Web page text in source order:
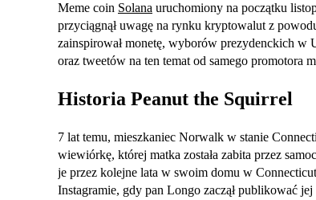
Meme coin Solana uruchomiony na początku
przyciągnął uwagę na rynku kryptowalut z
zainspirował monetę, wyborów prezydenckich w
oraz tweetów na ten temat od samego promotora
Historia Peanut the Squirrel
7 lat temu, mieszkaniec Norwalk w stanie
wiewiórkę, której matka została zabita przez
je przez kolejne lata w swoim domu w
Instagramie, gdy pan Longo zaczął publikować